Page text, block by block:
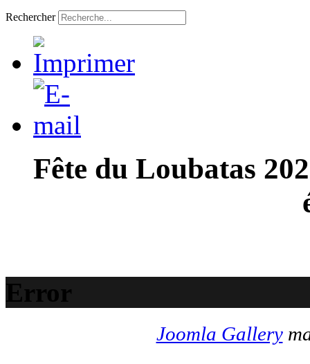
Rechercher
Fête du Loubatas
Error
Joomla Gallery